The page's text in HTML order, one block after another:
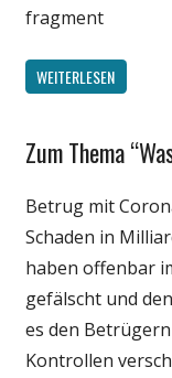
fragment
WEITERLESEN
Gesellschaft
Politik
Wirtschaft
Wissenschaft
Zum Thema
Betrug mit
Schaden in
haben offenbar
gefälscht und
es den
Kontrollen